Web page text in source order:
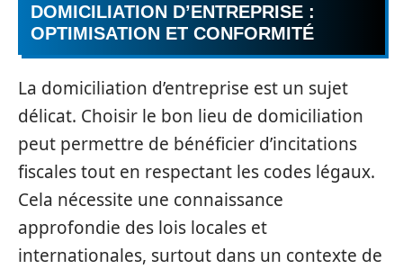
DOMICILIATION D’ENTREPRISE :
OPTIMISATION ET CONFORMITÉ
La domiciliation d’entreprise est un sujet
délicat. Choisir le bon lieu de domiciliation
peut permettre de bénéficier d’incitations
fiscales tout en respectant les codes légaux.
Cela nécessite une connaissance
approfondie des lois locales et
internationales, surtout dans un contexte de